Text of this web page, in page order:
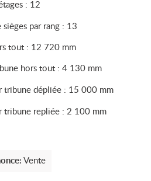
: 12
sièges par rang : 13
tout : 12 720 mm
hors tout : 4 130 mm
tribune dépliée : 15 000 mm
tribune repliée : 2 100 mm
Vente